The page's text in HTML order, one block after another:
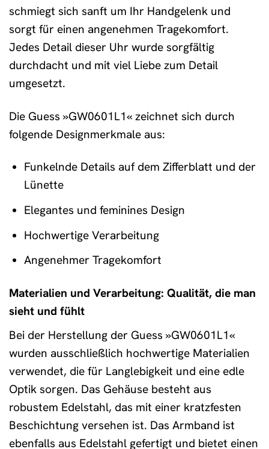
schmiegt sich sanft um Ihr Handgelenk und
sorgt für einen angenehmen Tragekomfort.
Jedes Detail dieser Uhr wurde sorgfältig
durchdacht und mit viel Liebe zum Detail
umgesetzt.
Die Guess »GW0601L1« zeichnet sich durch
folgende Designmerkmale aus:
Funkelnde Details auf dem Zifferblatt und der
Lünette
Elegantes und feminines Design
Hochwertige Verarbeitung
Angenehmer Tragekomfort
Materialien und Verarbeitung: Qualität, die man
sieht und fühlt
Bei der Herstellung der Guess »GW0601L1«
wurden ausschließlich hochwertige Materialien
verwendet, die für Langlebigkeit und eine edle
Optik sorgen. Das Gehäuse besteht aus
robustem Edelstahl, das mit einer kratzfesten
Beschichtung versehen ist. Das Armband ist
ebenfalls aus Edelstahl gefertigt und bietet einen